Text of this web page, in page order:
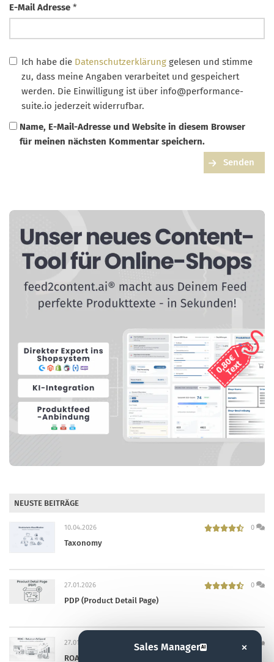
E-Mail Adresse *
Ich habe die Datenschutzerklärung gelesen und stimme
zu, dass meine Angaben verarbeitet und gespeichert
werden. Die Einwilligung ist über info@performance-
suite.io jederzeit widerrufbar.
Name, E-Mail-Adresse und Website in diesem Browser
für meinen nächsten Kommentar speichern.
Senden
NEUSTE BEITRÄGE
10.04.2026 0
Taxonomy
27.01.2026 0
PDP (Product Detail Page)
27.01.2026
ROAS (Return on Ad Spend)
Sales Manager AI ×